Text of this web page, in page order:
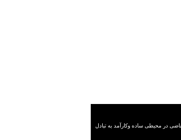
متقاضی در محیطی ساده وکارآمد به تبادل